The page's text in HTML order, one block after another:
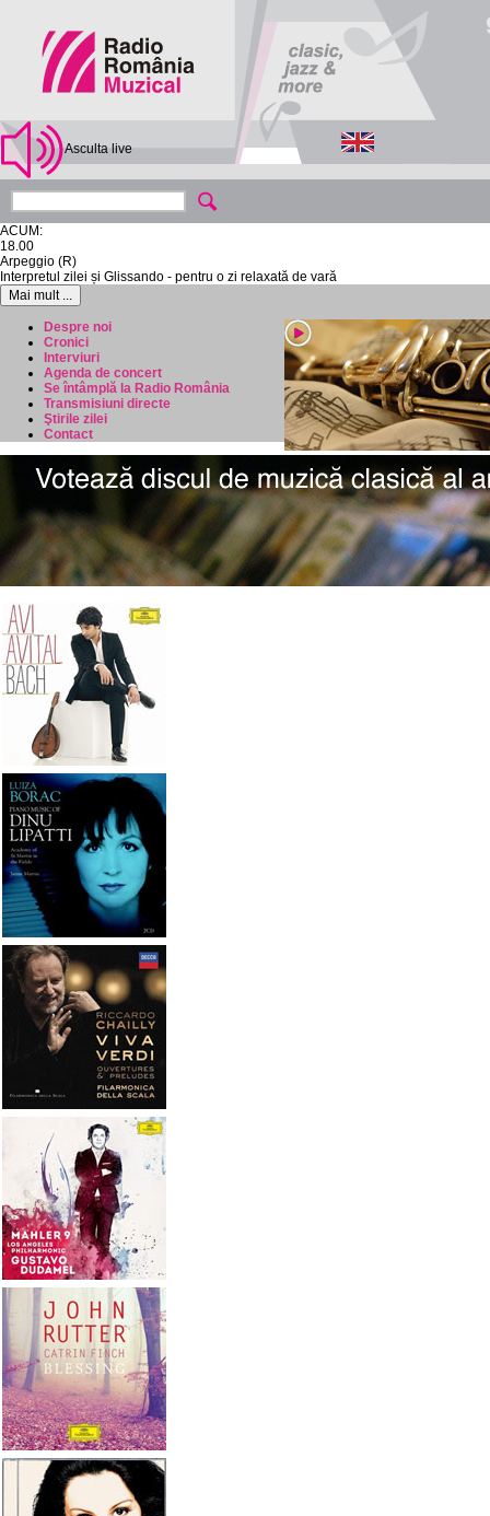
Asculta live
ACUM:
18.00
Arpeggio (R)
Interpretul zilei și Glissando - pentru o zi relaxată de vară
Mai mult ...
Despre noi
Cronici
Interviuri
Agenda de concert
Se întâmplă la Radio România
Transmisiuni directe
Ştirile zilei
Contact